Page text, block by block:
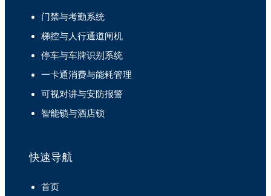
门禁与考勤系统
梯控与人行通道闸机
停车与车牌识别系统
一卡通消费与能耗管理
可视对讲与安防报警
智能锁与酒店锁
快速导航
首页